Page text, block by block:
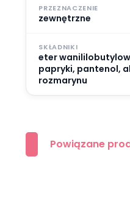
PRZEZNACZENIE
zewnętrzne
SKŁADNIKI
eter
papryki, pantenol,
rozmarynu
Powiązane